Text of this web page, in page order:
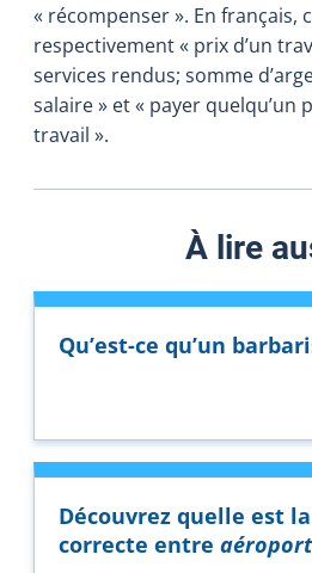
« récompenser ». En français,
respectivement « prix d’un
services rendus; somme
salaire » et « payer quelqu’un
travail ».
À lire
Qu’est-ce qu’un
Découvrez quelle est
correcte entre aéroport